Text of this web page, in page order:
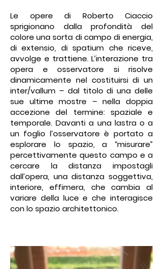
Le opere di Roberto Ciaccio
sprigionano dalla profondità del
colore una sorta di campo di energia,
di extensio, di spatium che riceve,
avvolge e trattiene. L’interazione tra
opera e osservatore si risolve
dinamicamente nel costituirsi di un
inter/vallum – dal titolo di una delle
sue ultime mostre – nella doppia
accezione del termine: spaziale e
temporale. Davanti a una lastra o a
un foglio l’osservatore è portato a
esplorare lo spazio, a “misurare”
percettivamente questo campo e a
cercare la distanza impostagli
dall’opera, una distanza soggettiva,
interiore, effimera, che cambia al
variare della luce e che interagisce
con lo spazio architettonico.